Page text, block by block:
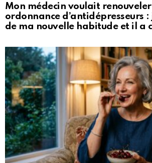
Mon médecin voulait
ordonnance d’antidépresseurs
de ma nouvelle habitude et il a